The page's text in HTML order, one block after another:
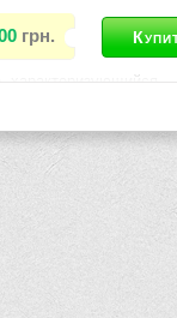
грн.
характеризующийся
применения.
пудрой как
товара